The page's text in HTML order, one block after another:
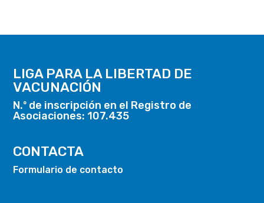
LIGA PARA LA LIBERTAD DE
VACUNACIÓN
N.º de inscripción en el Registro de
Asociaciones: 107.435
CONTACTA
Formulario de contacto